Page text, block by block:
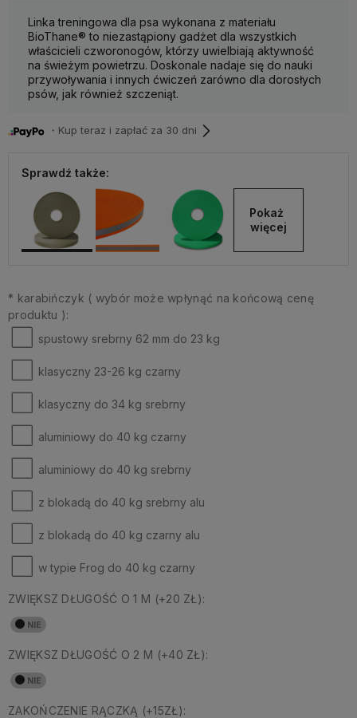
Linka treningowa dla psa wykonana z materiału
BioThane® to niezastąpiony gadżet dla wszystkich
właścicieli czworonogów, którzy uwielbiają aktywność
na świeżym powietrzu. Doskonale nadaje się do nauki
przywoływania i innych ćwiczeń zarówno dla dorosłych
psów, jak również szczeniąt.
・Kup teraz i zapłać za 30 dni
Sprawdź także:
Pokaż
więcej
* karabińczyk ( wybór może wpłynąć na końcową cenę
produktu ):
spustowy srebrny 62 mm do 23 kg
klasyczny 23-26 kg czarny
klasyczny do 34 kg srebrny
aluminiowy do 40 kg czarny
aluminiowy do 40 kg srebrny
z blokadą do 40 kg srebrny alu
z blokadą do 40 kg czarny alu
w typie Frog do 40 kg czarny
ZWIĘKSZ DŁUGOŚĆ O 1 M (+20 ZŁ):
ZWIĘKSZ DŁUGOŚĆ O 2 M (+40 ZŁ):
ZAKOŃCZENIE RĄCZKĄ (+15ZŁ):